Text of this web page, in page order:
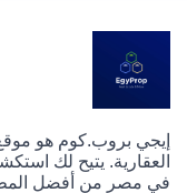
إيجي بروب.كوم هو
العقارية. يتيح لك
في مصر من أفضل